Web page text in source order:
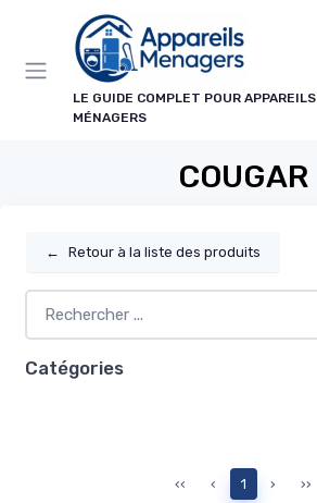
LE GUIDE COMPLET POUR APPAREILS
MÉNAGERS
COUGAR
← Retour à la liste des produits
Catégories
‹‹ ‹ 1 › ››
Panneau de gestion des cookies